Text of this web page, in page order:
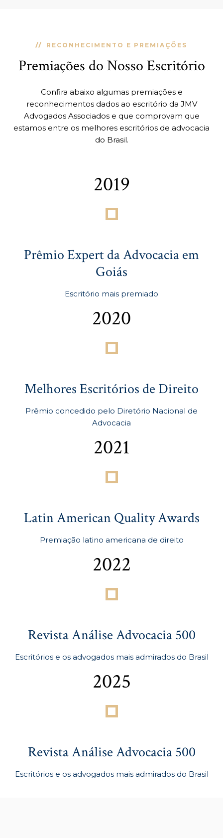
RECONHECIMENTO E PREMIAÇÕES
Premiações do Nosso Escritório
Confira abaixo algumas premiações e
reconhecimentos dados ao escritório da JMV
Advogados Associados e que comprovam que
estamos entre os melhores escritórios de advocacia
do Brasil.
2019
Prêmio Expert da Advocacia em
Goiás
Escritório mais premiado
2020
Melhores Escritórios de Direito
Prêmio concedido pelo Diretório Nacional de
Advocacia
2021
Latin American Quality Awards
Premiação latino americana de direito
2022
Revista Análise Advocacia 500
Escritórios e os advogados mais admirados do Brasil
2025
Revista Análise Advocacia 500
Escritórios e os advogados mais admirados do Brasil